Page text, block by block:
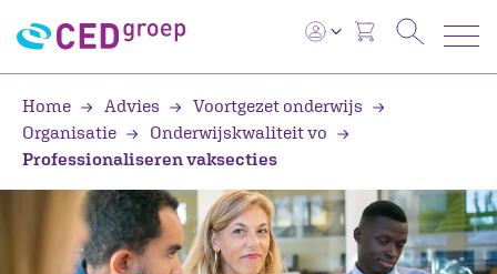
Home Advies
Voortgezet onderwijs
Organisatie
Onderwijskwaliteit vo
Professionaliseren vaksecties